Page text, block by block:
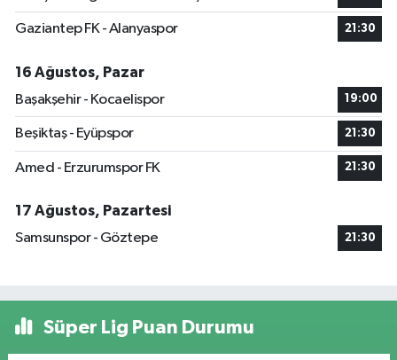
Gaziantep FK - Alanyaspor 21:30
16 Ağustos, Pazar
Başakşehir - Kocaelispor
19:00
Beşiktaş - Eyüpspor 21:30
Amed - Erzurumspor FK 21:30
17 Ağustos, Pazartesi
Samsunspor - Göztepe
21:30
Süper Lig Puan Durumu